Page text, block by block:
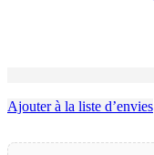
Ajouter à la liste d’envies